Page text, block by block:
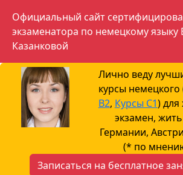
Официальный сайт
экзаменатора по немецкому языку
Казанковой
Лично веду
курсы немецкого
B2, Курсы С1)
экзамен,
Германии,
(* по
Записаться на бесплатное